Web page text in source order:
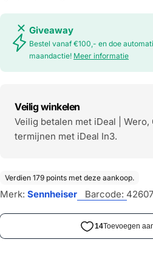
Giveaway
Bestel vanaf €100,- en doe
maandactie! Meer informatie
Veilig winkelen
Veilig betalen met iDeal |
termijnen met iDeal In3.
Merk: Sennheiser Barcode: